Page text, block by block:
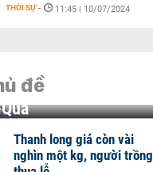
THỜI SỰ - 11:45 | 10/07/2024
đề
Thanh long giá còn vài
nghìn một kg, người trồng